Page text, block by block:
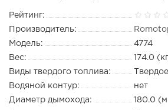
Рейтинг:
Производитель:
Модель:
4774
Вес:
174.0
Виды твердого топлива:
Твердое
Водяной контур:
нет
Диаметр дымохода:
180.0